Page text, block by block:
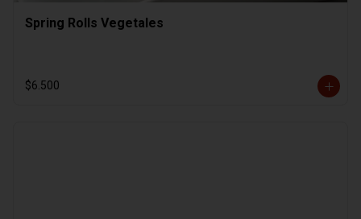
Spring Rolls Vegetales
$6.500